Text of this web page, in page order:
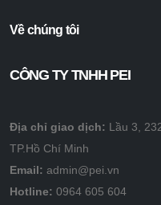
Về chúng tôi
CÔNG TY TNHH PEI
Địa chỉ giao dịch: Lầu 3,
TP.Hồ Chí Minh
Email: admin@pei.vn
Hotline: 0964 605 604